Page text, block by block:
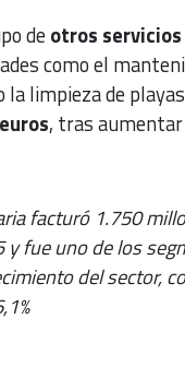
deotros
como el
la limpieza de
, tras
facturó 1.750
y fue uno de los
del sector,